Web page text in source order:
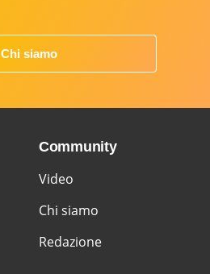
Chi siamo
Community
Video
Chi siamo
Redazione